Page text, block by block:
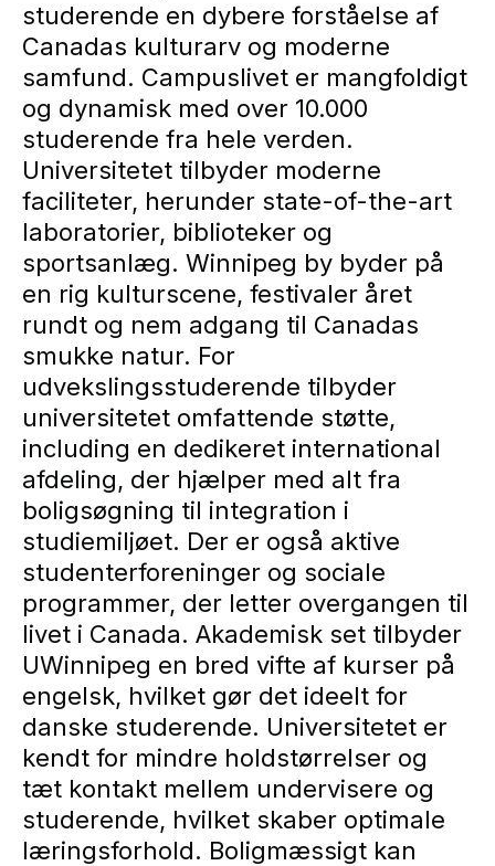
studerende en dybere forståelse af
Canadas kulturarv og moderne
samfund. Campuslivet er mangfoldigt
og dynamisk med over 10.000
studerende fra hele verden.
Universitetet tilbyder moderne
faciliteter, herunder state-of-the-art
laboratorier, biblioteker og
sportsanlæg. Winnipeg by byder på
en rig kulturscene, festivaler året
rundt og nem adgang til Canadas
smukke natur. For
udvekslingsstuderende tilbyder
universitetet omfattende støtte,
including en dedikeret international
afdeling, der hjælper med alt fra
boligsøgning til integration i
studiemiljøet. Der er også aktive
studenterforeninger og sociale
programmer, der letter overgangen til
livet i Canada. Akademisk set tilbyder
UWinnipeg en bred vifte af kurser på
engelsk, hvilket gør det ideelt for
danske studerende. Universitetet er
kendt for mindre holdstørrelser og
tæt kontakt mellem undervisere og
studerende, hvilket skaber optimale
læringsforhold. Boligmæssigt kan